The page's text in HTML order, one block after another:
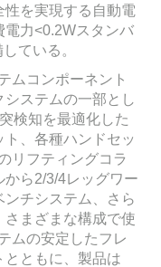
性を実現する自動電
力<0.2Wスタンバ
ている。
ムコンポーネント
ステムの一部とし
検知を最適化した
、各種ハンドセッ
リフティングコラ
から2/3/4レッグワー
チシステム、さら
まざまな構成で使
ムの安定したフレ
とともに、製品は